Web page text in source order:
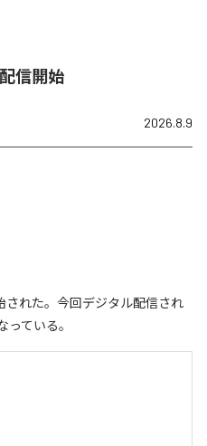
信開始
2026.8.9
された。今回デジタル配信され
っている。